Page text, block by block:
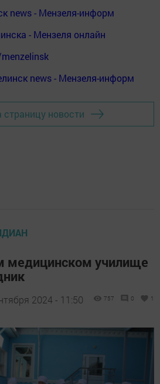
news - Мензеля-информ
- Мензеля онлайн
news - Мензеля-информ
страницу новости
медицинском училище
2024 - 11:50 757 0 1